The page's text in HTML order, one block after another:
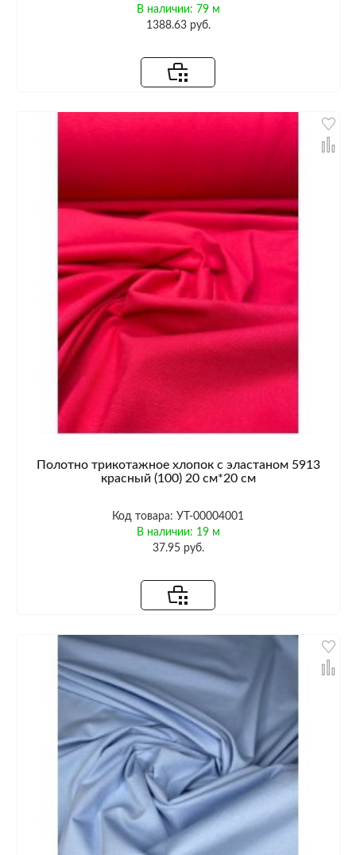
В наличии: 79 м
1388.63 руб.
Полотно трикотажное хлопок с эластаном 5913
красный (100) 20 см*20 см
Код товара: УТ-00004001
В наличии: 19 м
37.95 руб.